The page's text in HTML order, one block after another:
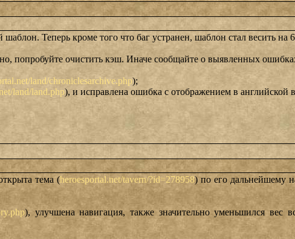
Теперь кроме того что баг устранен, шаблон стал весить на
попробуйте очистить кэш. Иначе сообщайте о выявленных
land/chroniclesarchive.php);
land/land.php), и исправлена ошибка с отображением в английской
тема (heroesportal.net/tavern/?id=278958) по его дальнейшему
), улучшена навигация, также значительно уменьшился вес